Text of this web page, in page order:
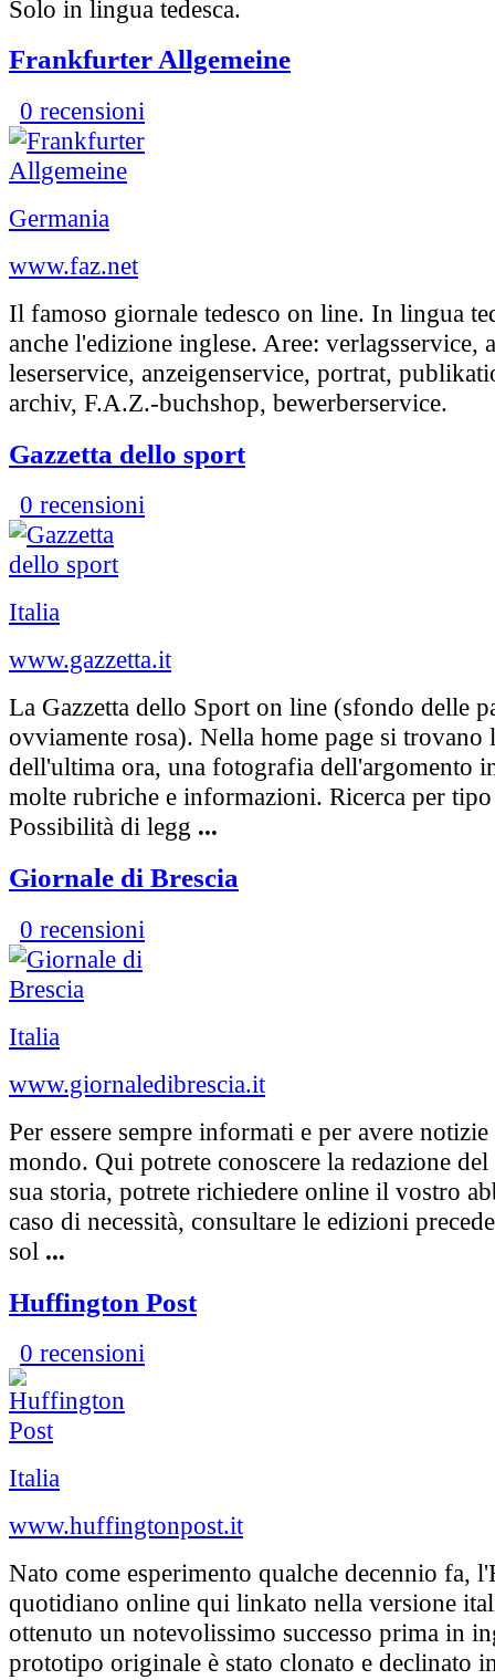
Solo in lingua tedesca.
Frankfurter Allgemeine
0 recensioni
Germania
www.faz.net
Il famoso giornale tedesco on line. In lingua
anche l'edizione inglese. Aree: verlagsservice,
leserservice, anzeigenservice, portrat,
archiv, F.A.Z.-buchshop, bewerberservice.
Gazzetta dello sport
0 recensioni
Italia
www.gazzetta.it
La Gazzetta dello Sport on line (sfondo delle
ovviamente rosa). Nella home page si trovano
dell'ultima ora, una fotografia dell'argomento
molte rubriche e informazioni. Ricerca per
Possibilità di legg ...
Giornale di Brescia
0 recensioni
Italia
www.giornaledibrescia.it
Per essere sempre informati e per avere
mondo. Qui potrete conoscere la redazione
sua storia, potrete richiedere online il vostro
caso di necessità, consultare le edizioni
sol ...
Huffington Post
0 recensioni
Italia
www.huffingtonpost.it
Nato come esperimento qualche decennio fa,
quotidiano online qui linkato nella versione
ottenuto un notevolissimo successo prima in
prototipo originale è stato clonato e declinato